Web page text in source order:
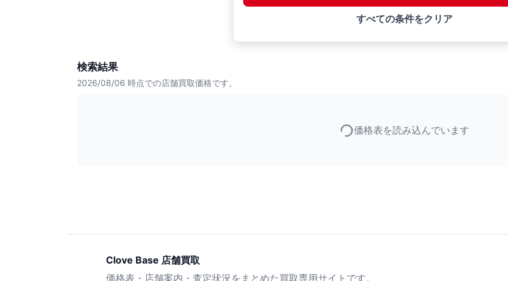
すべての条件をクリア
検索結果
2026/08/06 時点での店舗買取価格です。
価格表を読み込んでいます
Clove Base 店舗買取
価格表・店舗案内・査定状況をまとめた買取専用サイトです。